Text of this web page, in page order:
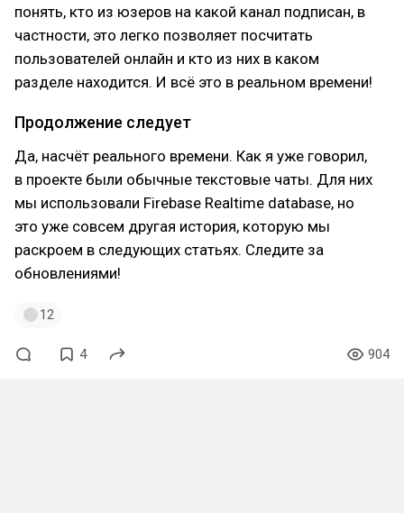
понять, кто из юзеров на какой канал подписан, в
частности, это легко позволяет посчитать
пользователей онлайн и кто из них в каком
разделе находится. И всё это в реальном времени!
Продолжение следует
Да, насчёт реального времени. Как я уже говорил,
в проекте были обычные текстовые чаты. Для них
мы использовали Firebase Realtime database, но
это уже совсем другая история, которую мы
раскроем в следующих статьях. Следите за
обновлениями!
12
4 904